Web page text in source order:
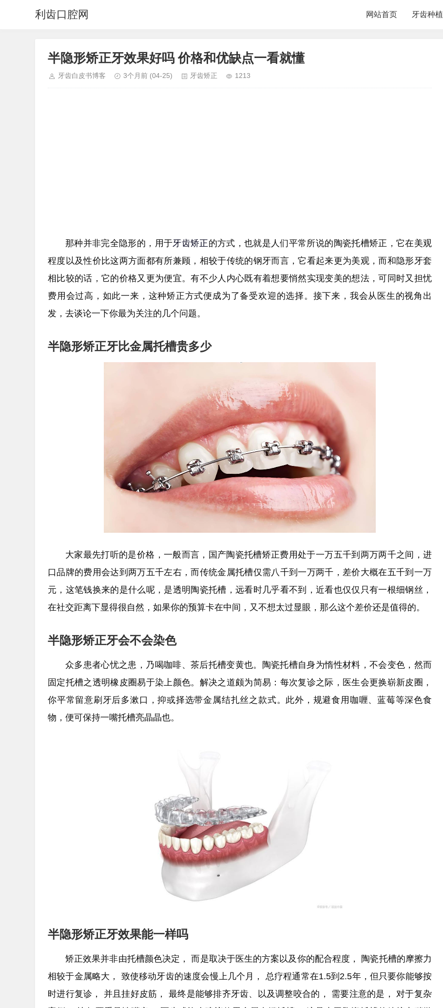
利齿口腔网 网站首页 牙齿种植
半隐形矫正牙效果好吗 价格和优缺点一看就懂
牙齿白皮书博客 3个月前 (04-25) 牙齿矫正 1213
那种并非完全隐形的，用于牙齿矫正的方式，也就是人们平常所说的陶瓷托槽矫正，它在美观
程度以及性价比这两方面都有所兼顾，相较于传统的钢牙而言，它看起来更为美观，而和隐形牙套
相比较的话，它的价格又更为便宜。有不少人内心既有着想要悄然实现变美的想法，可同时又担忧
费用会过高，如此一来，这种矫正方式便成为了备受欢迎的选择。接下来，我会从医生的视角出
发，去谈论一下你最为关注的几个问题。
半隐形矫正牙比金属托槽贵多少
大家最先打听的是价格，一般而言，国产陶瓷托槽矫正费用处于一万五千到两万两千之间，进
口品牌的费用会达到两万五千左右，而传统金属托槽仅需八千到一万两千，差价大概在五千到一万
元，这笔钱换来的是什么呢，是透明陶瓷托槽，远看时几乎看不到，近看也仅仅只有一根细钢丝，
在社交距离下显得很自然，如果你的预算卡在中间，又不想太过显眼，那么这个差价还是值得的。
半隐形矫正牙会不会染色
众多患者心忧之患，乃喝咖啡、茶后托槽变黄也。陶瓷托槽自身为惰性材料，不会变色，然而
固定托槽之透明橡皮圈易于染上颜色。解决之道颇为简易：每次复诊之际，医生会更换崭新皮圈，
你平常留意刷牙后多漱口，抑或择选带金属结扎丝之款式。此外，规避食用咖喱、蓝莓等深色食
物，便可保持一嘴托槽亮晶晶也。
半隐形矫正牙效果能一样吗
矫正效果并非由托槽颜色决定， 而是取决于医生的方案以及你的配合程度， 陶瓷托槽的摩擦力
相较于金属略大， 致使移动牙齿的速度会慢上几个月， 总疗程通常在1.5到2.5年，但只要你能够按
时进行复诊， 并且挂好皮筋， 最终是能够排齐牙齿、以及调整咬合的， 需要注意的是， 对于复杂